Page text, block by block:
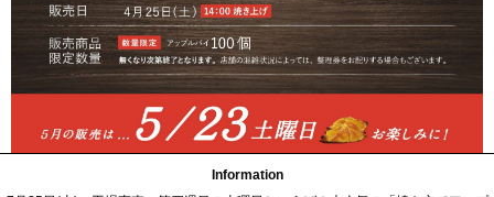
Information